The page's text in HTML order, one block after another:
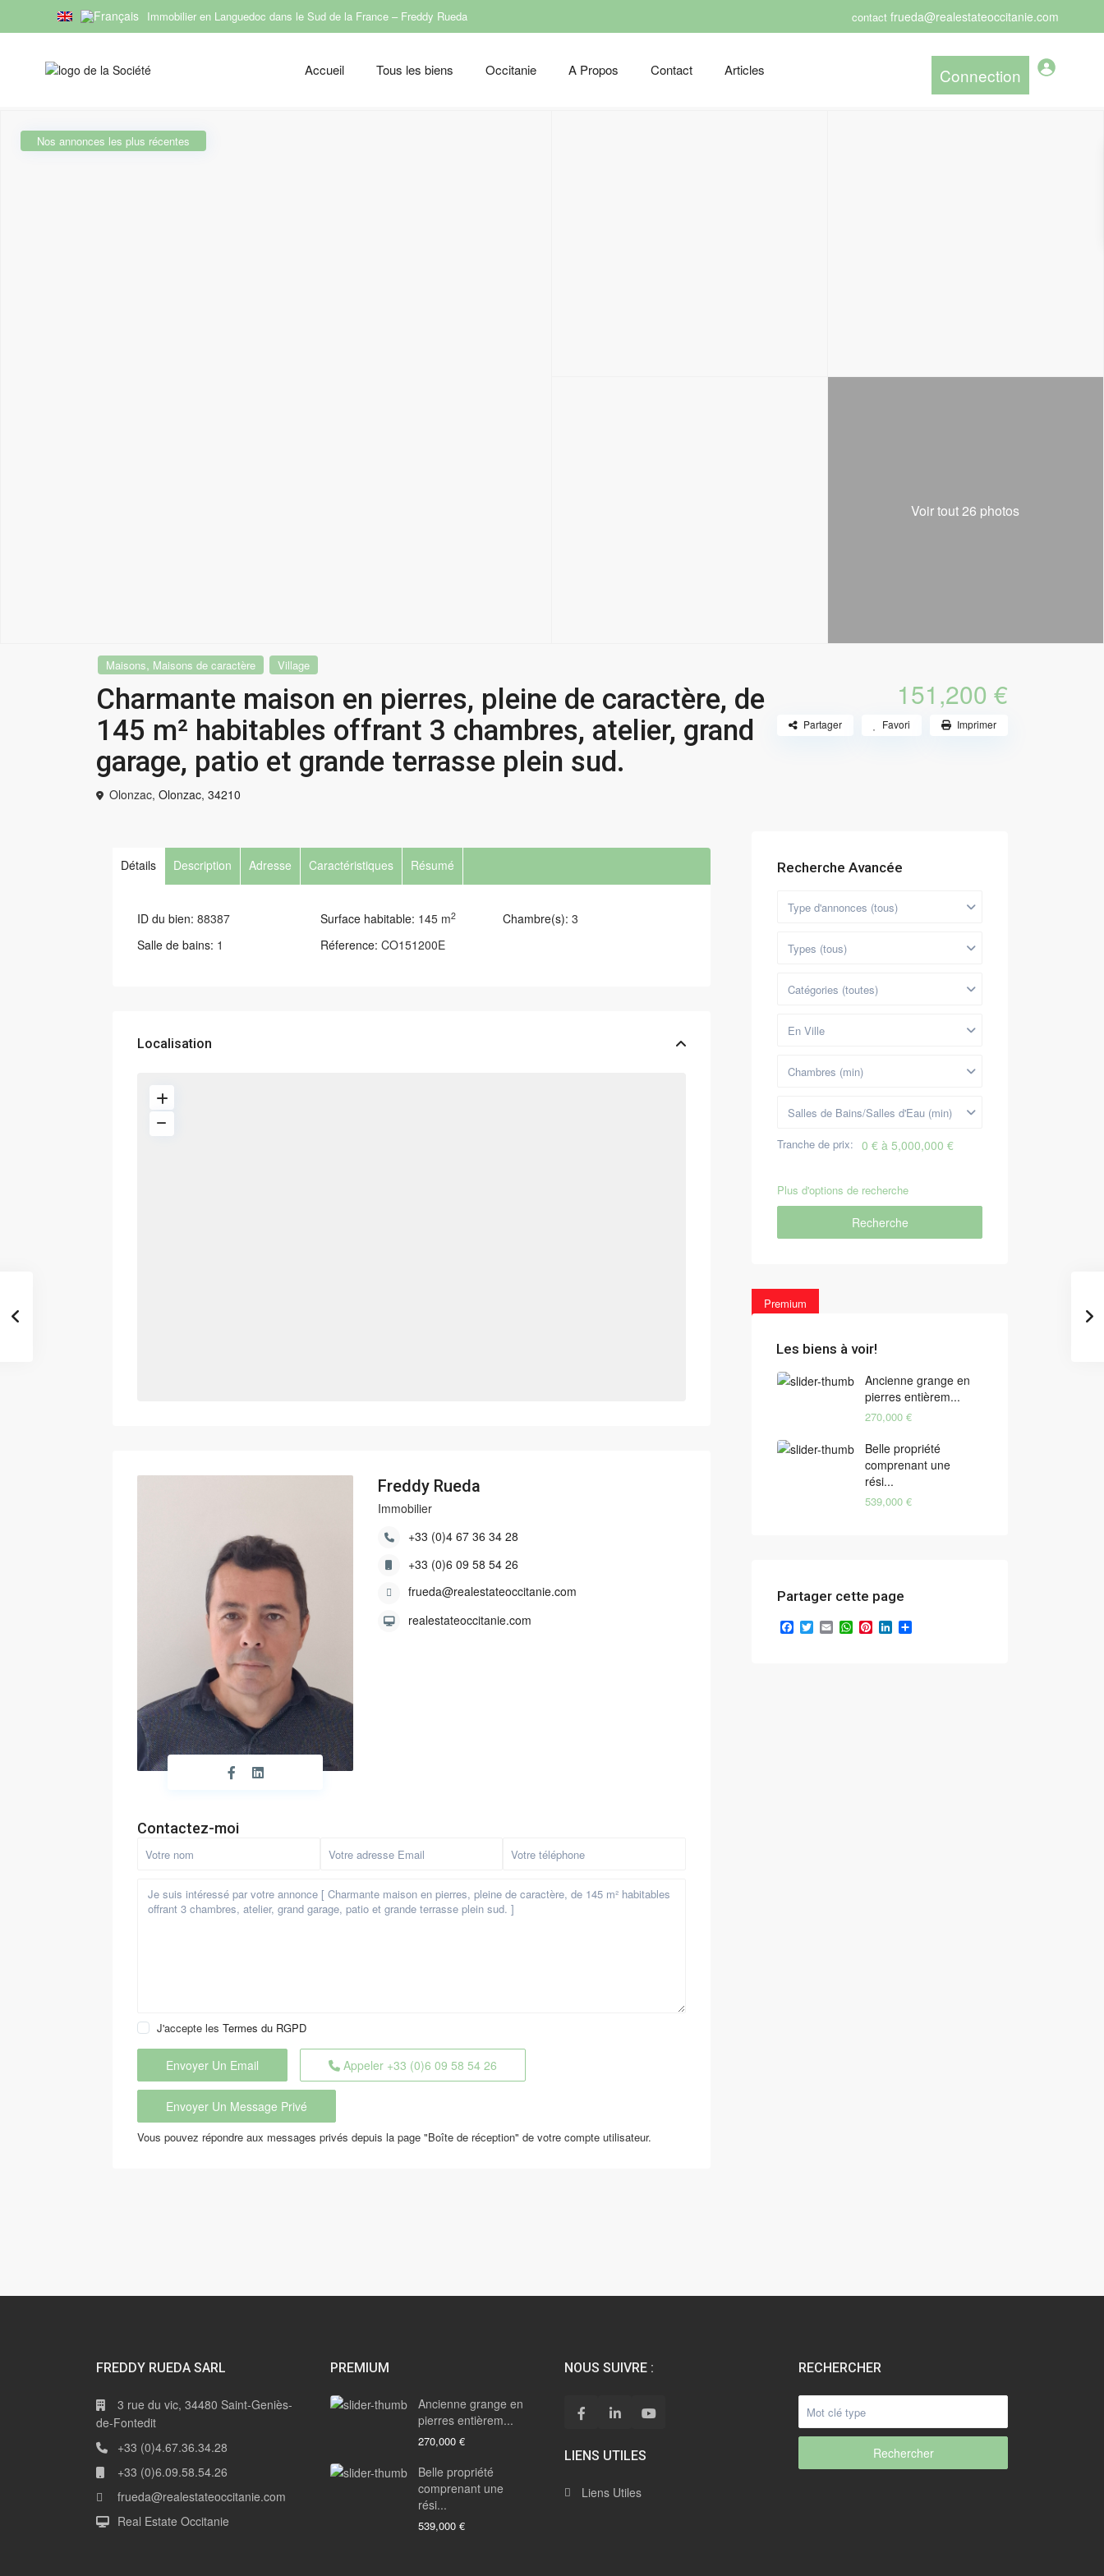
Immobilier en Languedoc dans le Sud de la France – Freddy Rueda contactfrueda@realestateoccitanie.com
Accueil Tous les biens Occitanie A Propos Contact Articles
Nos annonces les plus récentes
Voir tout 26 photos
Maisons, Maisons de caractère Village
Charmante maison en pierres, pleine de caractère, de
145 m² habitables offrant 3 chambres, atelier, grand
garage, patio et grande terrasse plein sud.
151,200 €
Olonzac, Olonzac, 34210
Partager Favori Imprimer
Détails Description Adresse Caractéristiques Résumé
ID du bien: 88387 Surface habitable: 145 m2 Chambre(s): 3
Salle de bains: 1 Réference: CO151200E
Localisation
Freddy Rueda
Immobilier
+33 (0)4 67 36 34 28
+33 (0)6 09 58 54 26
frueda@realestateoccitanie.com
realestateoccitanie.com
Contactez-moi
J'accepte les Termes du RGPD
Appeler +33 (0)6 09 58 54 26
Vous pouvez répondre aux messages privés depuis la page "Boîte de réception" de votre compte utilisateur.
Recherche Avancée
Type d'annonces (tous)
Types (tous)
Catégories (toutes)
En Ville
Chambres (min)
Salles de Bains/Salles d'Eau (min)
Tranche de prix: 0 € à 5,000,000 €
Plus d'options de recherche
Recherche
Premium
Les biens à voir!
Ancienne grange en
pierres entièrem...
270,000 €
Belle propriété
comprenant une
rési...
539,000 €
Partager cette page
Facebook
TwitterEmailWhatsApp
PinterestLinkedIn
FREDDY RUEDA SARL
3 rue du vic, 34480 Saint-Geniès-
de-Fontedit
+33 (0)4.67.36.34.28
+33 (0)6.09.58.54.26
frueda@realestateoccitanie.com
Real Estate Occitanie
PREMIUM
Ancienne grange en
pierres entièrem...
270,000 €
Belle propriété
comprenant une
rési...
539,000 €
NOUS SUIVRE :
LIENS UTILES
Liens Utiles
RECHERCHER
Rechercher